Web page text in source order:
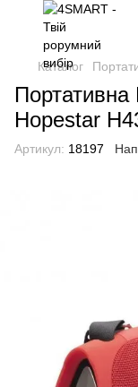
Каталог
Портативна
Hopestar
Артикул: 18197